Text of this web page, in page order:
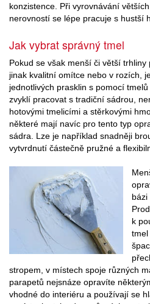
konzistence. Při vyrovnávání větších
nerovností se lépe pracuje s hustší
Jak vybrat správný tmel
Pokud se však menší či větší
jinak kvalitní omítce nebo v rozích,
jednotlivých prasklin s pomocí
zvyklí pracovat s tradiční sádrou,
hotovými tmelicími a stěrkovými
některé mají navíc pro tento typ
sádra. Lze je například snadněji
vytvrdnutí částečně pružné a
bázi
k
stropem, v místech spoje různých
parapetů nejsnáze opravíte
vhodné do interiéru a používají se